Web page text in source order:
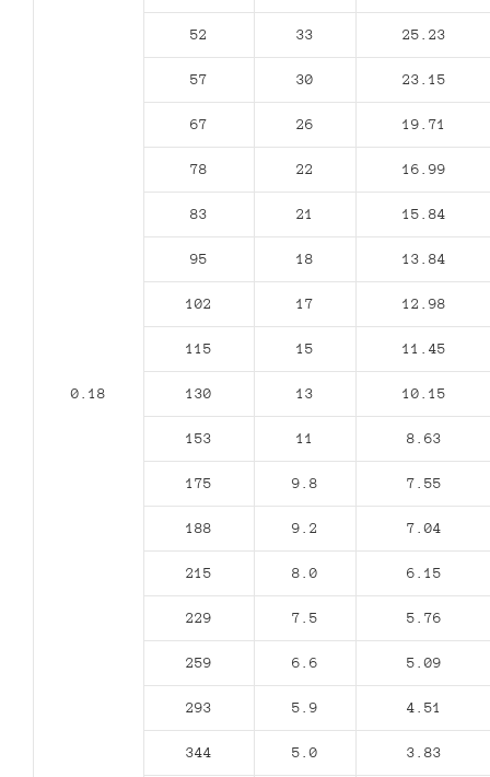
0.18
52 33 25.23
57 30 23.15
67 26 19.71
78 22 16.99
83 21 15.84
95 18 13.84
102 17 12.98
115 15 11.45
130 13 10.15
153 11 8.63
175 9.8 7.55
188 9.2 7.04
215 8.0 6.15
229 7.5 5.76
259 6.6 5.09
293 5.9 4.51
344 5.0 3.83